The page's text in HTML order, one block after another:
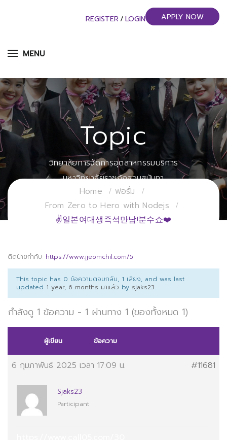
MENU
REGISTER / LOGIN APPLY NOW
Topic
วิทยาลัยการจัดการอุตสาหกรรมบริการ
มหาวิทยาลัยราชภัฏสวนสุนันทา
Home
ฟอรั่ม
From Zero to Hero with Nodejs
✌일본여대생즉석만남!분수쇼❤️
ติดป้ายกำกับ: https://www.jjeomchil.com/5
This topic has 0 ข้อความตอบกลับ, 1 เสียง, and was last
updated 1 year, 6 months มาแล้ว by sjaks23.
กำลังดู 1 ข้อความ - 1 ผ่านทาง 1 (ของทั้งหมด 1)
ผู้เขียน ข้อความ
6 กุมภาพันธ์ 2025 เวลา 17:09 น. #11681
Sjaks23
Participant